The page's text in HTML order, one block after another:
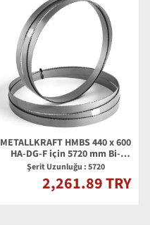
METALLKRAFT HMBS 440 x 600
HA-DG-F için 5720 mm Bi-
metal Şerit Testere Bıçağı
Şerit Uzunluğu : 5720
2,261.89 TRY